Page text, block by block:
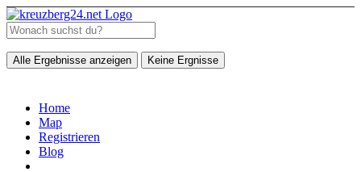
Alle Ergebnisse anzeigen Keine Ergnisse
Home
Map
Registrieren
Blog